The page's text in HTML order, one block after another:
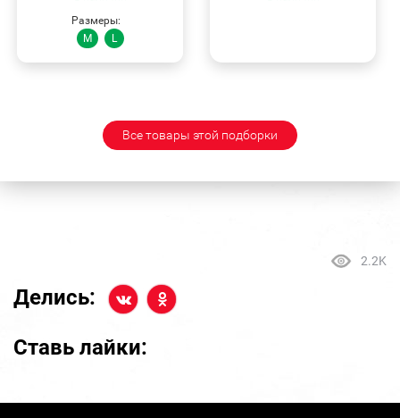
Размеры:
M
L
Все товары этой подборки
2.2K
Делись:
Ставь лайки: